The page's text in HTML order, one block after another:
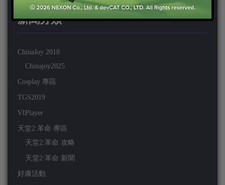
新聞分類
ChinaJoy 2018
Chinajoy2025
Cosplay 專區
TGS2019
VIPlayer
天堂2:革命 專區
天堂2:革命 攻略
天堂2:革命 新聞
好康活動